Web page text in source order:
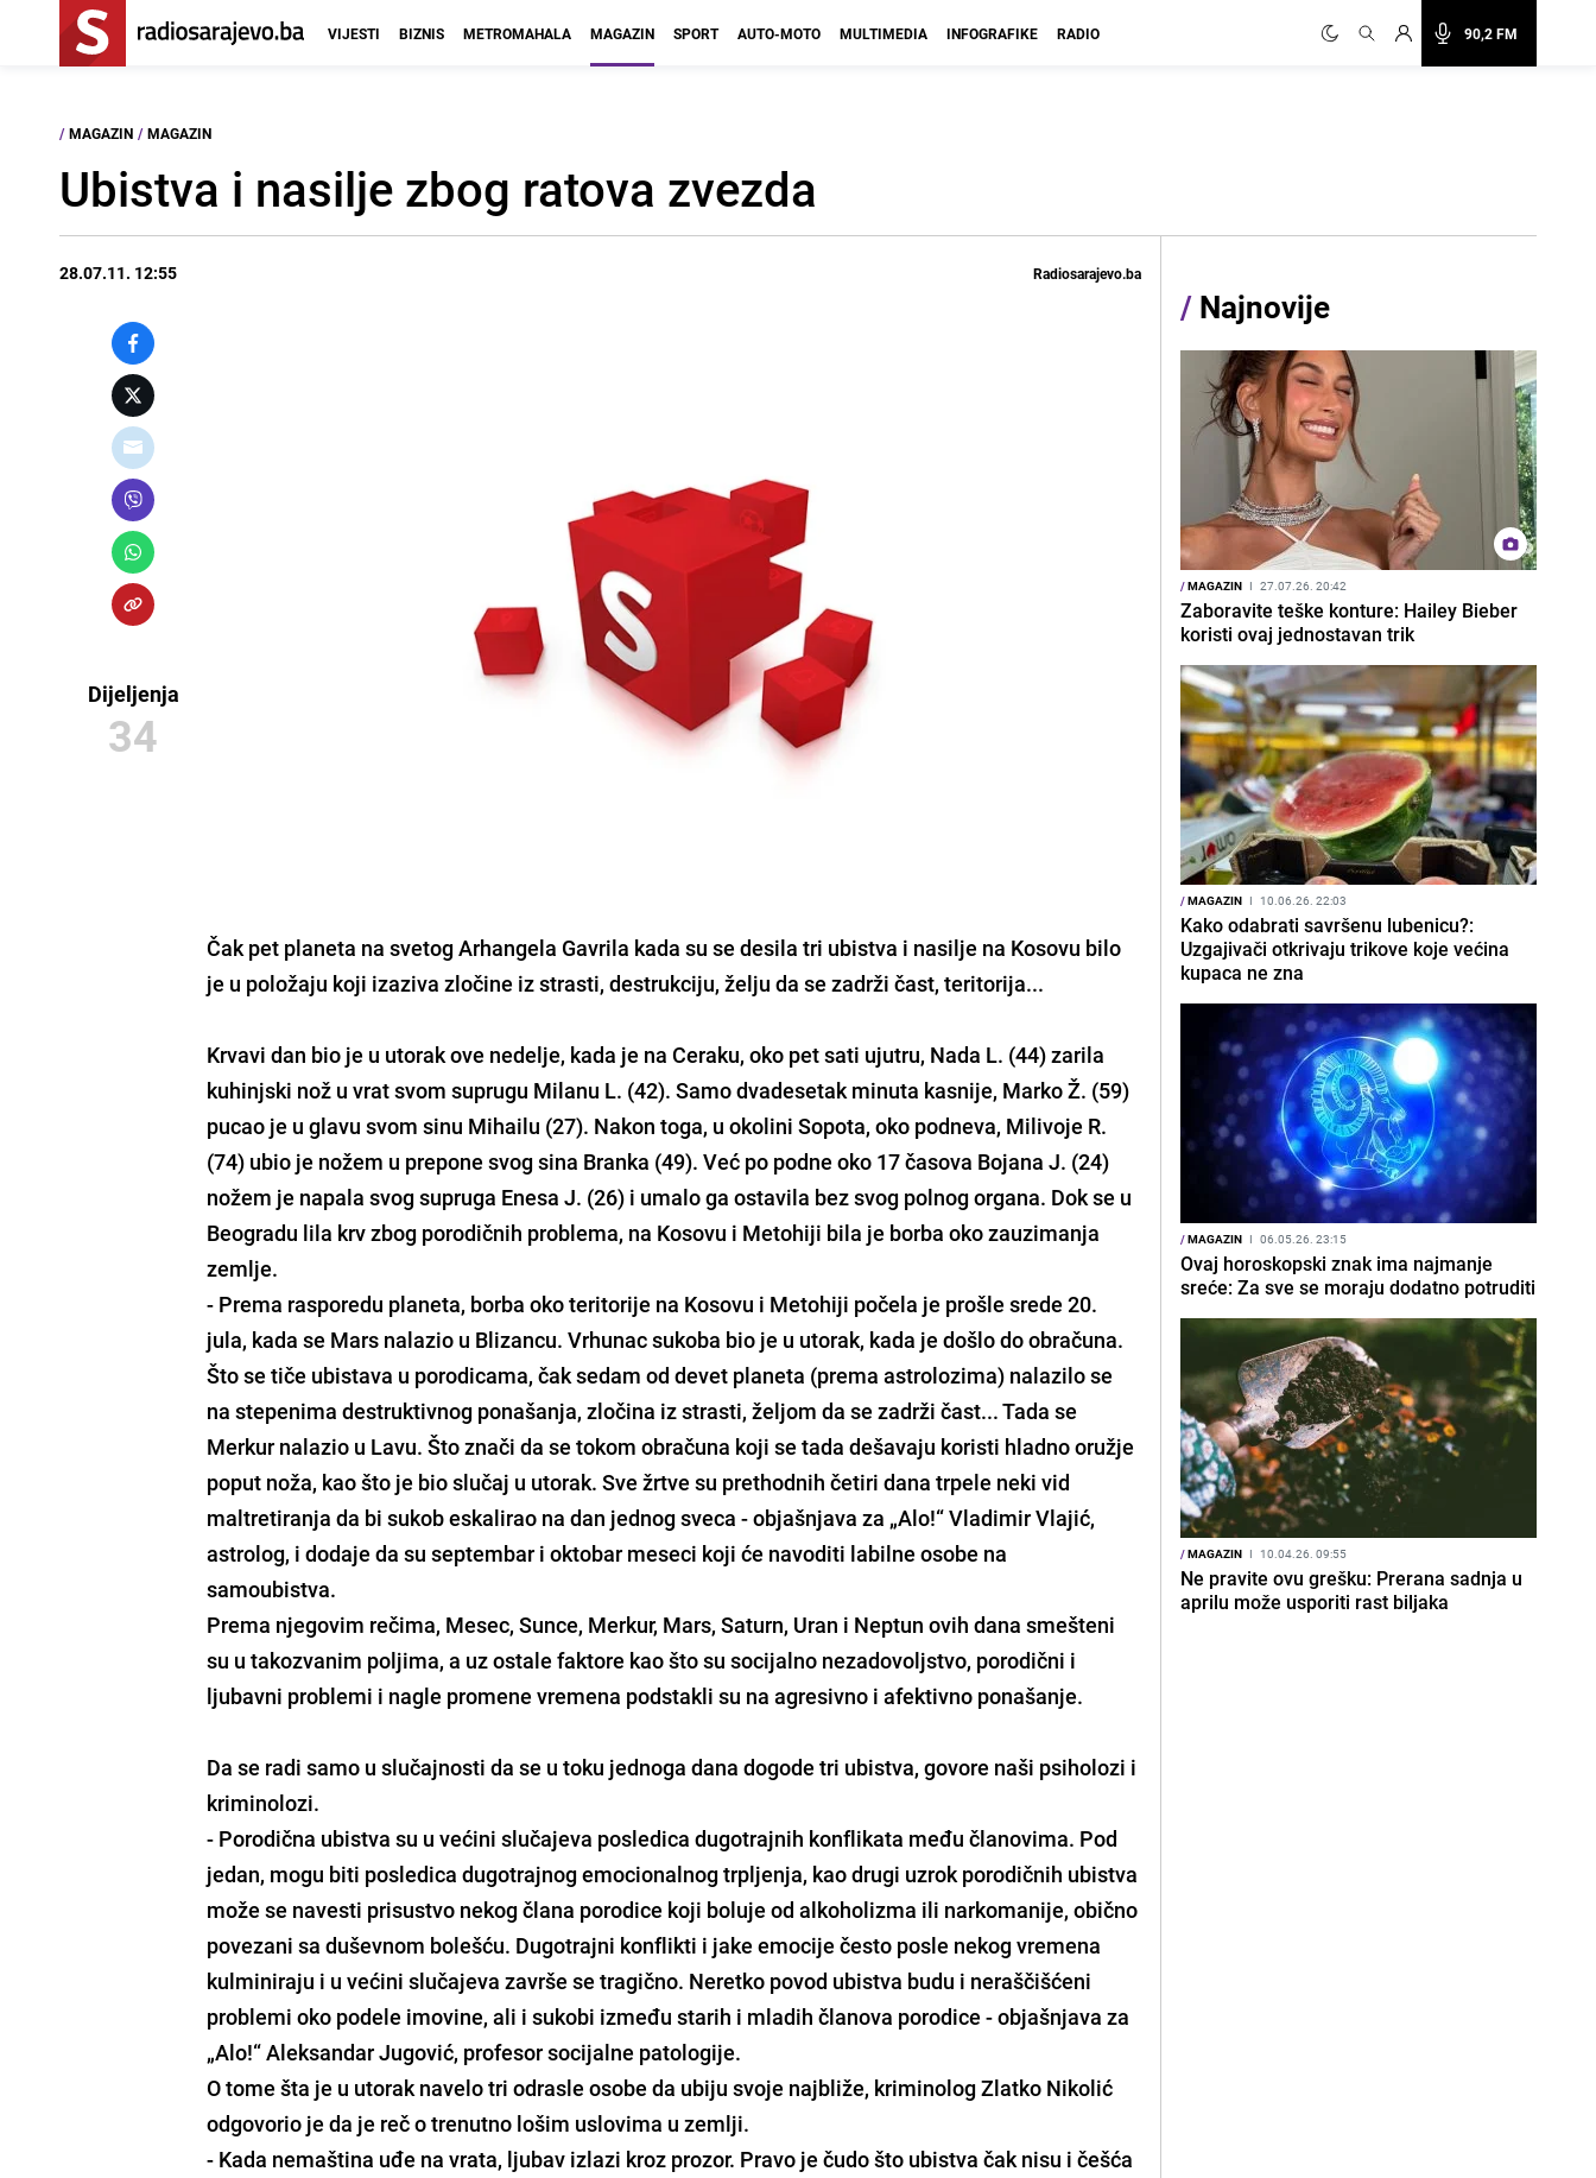
90,2 FM
VIJESTI BIZNIS METROMAHALA MAGAZIN SPORT AUTO-MOTO MULTIMEDIA INFOGRAFIKE RADIO
/ MAGAZIN / MAGAZIN
Ubistva i nasilje zbog ratova zvezda
28.07.11. 12:55 Radiosarajevo.ba
Dijeljenja
34
Čak pet planeta na svetog Arhangela Gavrila kada su se desila tri ubistva i nasilje na Kosovu bilo
je u položaju koji izaziva zločine iz strasti, destrukciju, želju da se zadrži čast, teritorija...
Krvavi dan bio je u utorak ove nedelje, kada je na Ceraku, oko pet sati ujutru, Nada L. (44) zarila
kuhinjski nož u vrat svom suprugu Milanu L. (42). Samo dvadesetak minuta kasnije, Marko Ž. (59)
pucao je u glavu svom sinu Mihailu (27). Nakon toga, u okolini Sopota, oko podneva, Milivoje R.
(74) ubio je nožem u prepone svog sina Branka (49). Već po podne oko 17 časova Bojana J. (24)
nožem je napala svog supruga Enesa J. (26) i umalo ga ostavila bez svog polnog organa. Dok se u
Beogradu lila krv zbog porodičnih problema, na Kosovu i Metohiji bila je borba oko zauzimanja
zemlje.
- Prema rasporedu planeta, borba oko teritorije na Kosovu i Metohiji počela je prošle srede 20.
jula, kada se Mars nalazio u Blizancu. Vrhunac sukoba bio je u utorak, kada je došlo do obračuna.
Što se tiče ubistava u porodicama, čak sedam od devet planeta (prema astrolozima) nalazilo se
na stepenima destruktivnog ponašanja, zločina iz strasti, željom da se zadrži čast... Tada se
Merkur nalazio u Lavu. Što znači da se tokom obračuna koji se tada dešavaju koristi hladno oružje
poput noža, kao što je bio slučaj u utorak. Sve žrtve su prethodnih četiri dana trpele neki vid
maltretiranja da bi sukob eskalirao na dan jednog sveca - objašnjava za „Alo!“ Vladimir Vlajić,
astrolog, i dodaje da su septembar i oktobar meseci koji će navoditi labilne osobe na
samoubistva.
Prema njegovim rečima, Mesec, Sunce, Merkur, Mars, Saturn, Uran i Neptun ovih dana smešteni
su u takozvanim poljima, a uz ostale faktore kao što su socijalno nezadovoljstvo, porodični i
ljubavni problemi i nagle promene vremena podstakli su na agresivno i afektivno ponašanje.
Da se radi samo u slučajnosti da se u toku jednoga dana dogode tri ubistva, govore naši psiholozi i
kriminolozi.
- Porodična ubistva su u većini slučajeva posledica dugotrajnih konflikata među članovima. Pod
jedan, mogu biti posledica dugotrajnog emocionalnog trpljenja, kao drugi uzrok porodičnih ubistva
može se navesti prisustvo nekog člana porodice koji boluje od alkoholizma ili narkomanije, obično
povezani sa duševnom bolešću. Dugotrajni konflikti i jake emocije često posle nekog vremena
kulminiraju i u većini slučajeva završe se tragično. Neretko povod ubistva budu i neraščišćeni
problemi oko podele imovine, ali i sukobi između starih i mladih članova porodice - objašnjava za
„Alo!“ Aleksandar Jugović, profesor socijalne patologije.
O tome šta je u utorak navelo tri odrasle osobe da ubiju svoje najbliže, kriminolog Zlatko Nikolić
odgovorio je da je reč o trenutno lošim uslovima u zemlji.
- Kada nemaština uđe na vrata, ljubav izlazi kroz prozor. Pravo je čudo što ubistva čak nisu i češća
/ Najnovije
/MAGAZIN I 27.07.26. 20:42
Zaboravite teške konture: Hailey Bieber
koristi ovaj jednostavan trik
/MAGAZIN I 10.06.26. 22:03
Kako odabrati savršenu lubenicu?:
Uzgajivači otkrivaju trikove koje većina
kupaca ne zna
/MAGAZIN I 06.05.26. 23:15
Ovaj horoskopski znak ima najmanje
sreće: Za sve se moraju dodatno potruditi
/MAGAZIN I 10.04.26. 09:55
Ne pravite ovu grešku: Prerana sadnja u
aprilu može usporiti rast biljaka